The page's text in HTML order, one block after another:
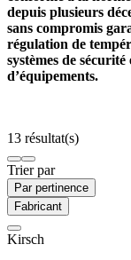
depuis plusieurs
sans compromis
régulation de
systèmes de
d’équipements.
13 résultat(s)
Trier par
Par pertinence
Fabricant
Kirsch